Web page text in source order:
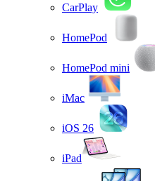
CarPlay
HomePod
HomePod mini
iMac
iOS 26
iPad